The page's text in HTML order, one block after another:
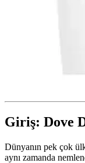
Giriş: Dove
Dünyanın pek çok
aynı zamanda